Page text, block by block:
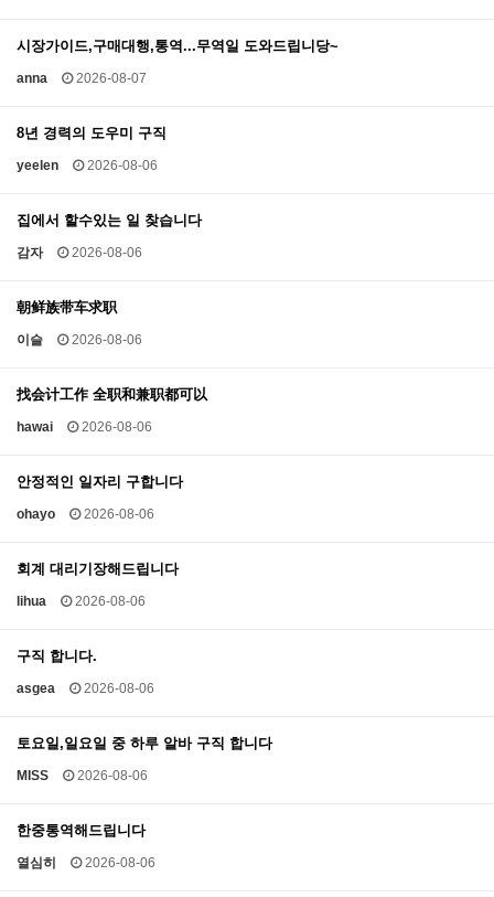
시장가이드,구매대행,통역...무역일 도와드립니당~
anna 2026-08-07
8년 경력의 도우미 구직
yeelen 2026-08-06
집에서 할수있는 일 찾습니다
감자 2026-08-06
朝鲜族带车求职
이슬 2026-08-06
找会计工作 全职和兼职都可以
hawai 2026-08-06
안정적인 일자리 구합니다
ohayo 2026-08-06
회계 대리기장해드립니다
lihua 2026-08-06
구직 합니다.
asgea 2026-08-06
토요일,일요일 중 하루 알바 구직 합니다
MISS 2026-08-06
한중통역해드립니다
열심히 2026-08-06